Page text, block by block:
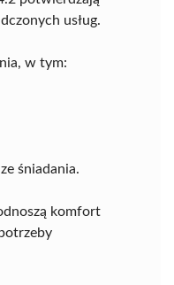
usług.
w tym:
śniadania.
komfort